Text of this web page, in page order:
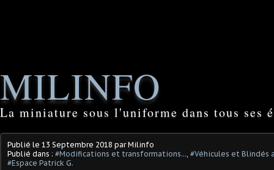
MILINFO
La miniature sous l'uniforme dans tous ses
Publié le 13 Septembre 2018 par Milinfo
Publié dans : #Modifications et transformations..., #Véhicules et Blindés
#Espace Patrick G.